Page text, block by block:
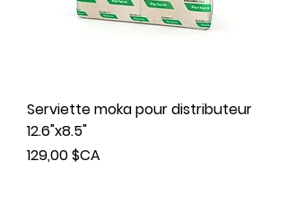
Serviette moka pour distributeur
12.6"x8.5"
Prix
129,00 $CA